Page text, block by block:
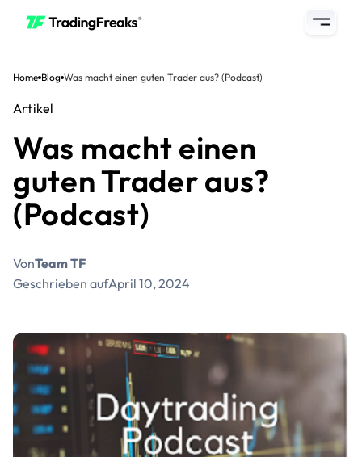
Home Blog Was macht einen guten Trader aus? (Podcast)
Artikel
Was macht einen
guten Trader aus?
(Podcast)
VonTeam TF
Geschrieben aufApril 10, 2024